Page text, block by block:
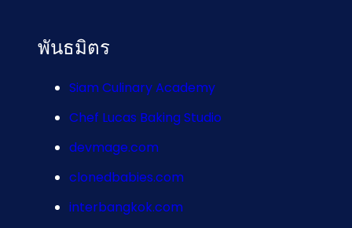
พันธมิตร
Siam Culinary Academy
Chef Lucas Baking Studio
devmage.com
clonedbabies.com
interbangkok.com